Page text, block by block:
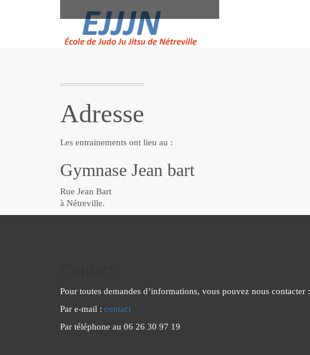
Adresse
Les entrainements ont lieu au :
Gymnase Jean bart
Rue Jean Bart
à Nétreville.
Pour toutes demandes d’informations, vous pouvez nous contacter :
Par e-mail : contact
Par téléphone au 06 26 30 97 19